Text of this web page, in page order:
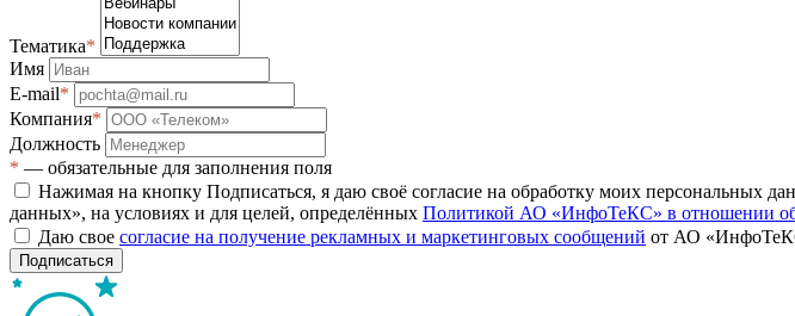
Тематика*
Имя
E-mail*
Компания*
Должность
* — обязательные для заполнения поля
Нажимая на кнопку Подписаться, я даю своё согласие на обработку моих персональных
данных», на условиях и для целей, определённых Политикой АО «ИнфоТеКС» в отношении
Даю свое согласие на получение рекламных и маркетинговых сообщений от АО
Подписаться